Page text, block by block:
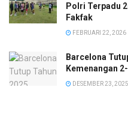
Polri Terpadu
Fakfak
FEBRUARI 22, 2026
Barcelona
Kemenangan
DESEMBER 23, 2025